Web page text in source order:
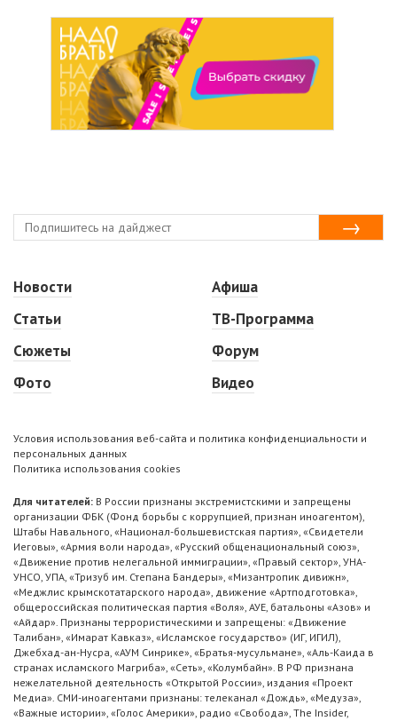
Новости
Статьи
Сюжеты
Фото
Афиша
ТВ-Программа
Форум
Видео
Условия использования веб-сайта и политика конфиденциальности и
персональных данных
Политика использования cookies
Для читателей: В России признаны экстремистскими и запрещены
организации ФБК (Фонд борьбы с коррупцией, признан иноагентом),
Штабы Навального, «Национал-большевистская партия», «Свидетели
Иеговы», «Армия воли народа», «Русский общенациональный союз»,
«Движение против нелегальной иммиграции», «Правый сектор», УНА-
УНСО, УПА, «Тризуб им. Степана Бандеры», «Мизантропик дивижн»,
«Меджлис крымскотатарского народа», движение «Артподготовка»,
общероссийская политическая партия «Воля», АУЕ, батальоны «Азов» и
«Айдар». Признаны террористическими и запрещены: «Движение
Талибан», «Имарат Кавказ», «Исламское государство» (ИГ, ИГИЛ),
Джебхад-ан-Нусра, «АУМ Синрике», «Братья-мусульмане», «Аль-Каида в
странах исламского Магриба», «Сеть», «Колумбайн». В РФ признана
нежелательной деятельность «Открытой России», издания «Проект
Медиа». СМИ-иноагентами признаны: телеканал «Дождь», «Медуза»,
«Важные истории», «Голос Америки», радио «Свобода», The Insider,